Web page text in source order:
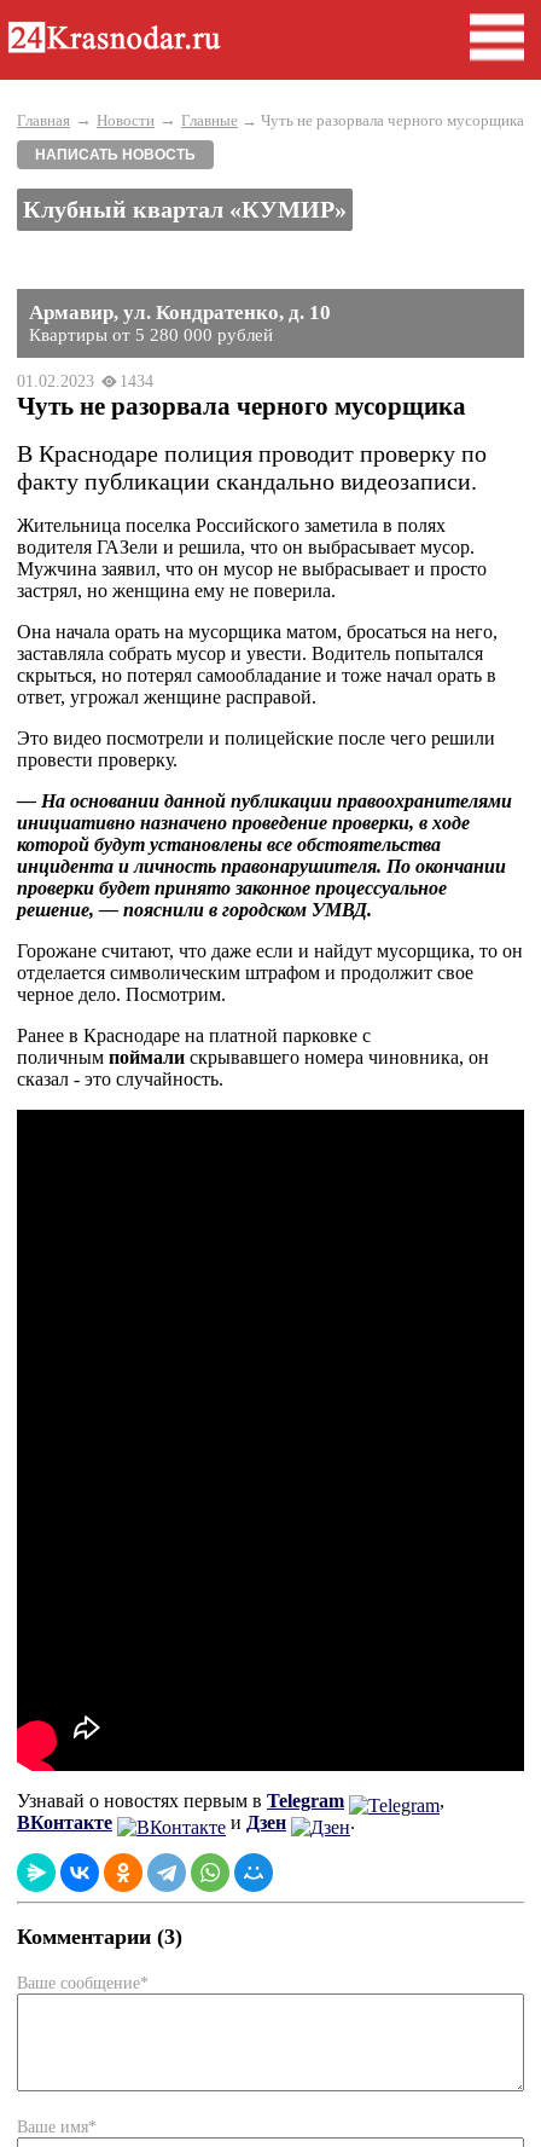
Главная → Новости → Главные → Чуть не разорвала черного мусорщика
НАПИСАТЬ НОВОСТЬ
Клубный квартал «КУМИР»
Армавир, ул. Кондратенко, д. 10
Квартиры от 5 280 000 рублей
01.02.2023 1434
Чуть не разорвала черного мусорщика
В Краснодаре полиция проводит проверку по
факту публикации скандально видеозаписи.
Жительница поселка Российского заметила в полях
водителя ГАЗели и решила, что он выбрасывает мусор.
Мужчина заявил, что он мусор не выбрасывает и просто
застрял, но женщина ему не поверила.
Она начала орать на мусорщика матом, бросаться на него,
заставляла собрать мусор и увести. Водитель попытался
скрыться, но потерял самообладание и тоже начал орать в
ответ, угрожал женщине расправой.
Это видео посмотрели и полицейские после чего решили
провести проверку.
— На основании данной публикации правоохранителями
инициативно назначено проведение проверки, в ходе
которой будут установлены все обстоятельства
инцидента и личность правонарушителя. По окончании
проверки будет принято законное процессуальное
решение, — пояснили в городском УМВД.
Горожане считают, что даже если и найдут мусорщика, то он
отделается символическим штрафом и продолжит свое
черное дело. Посмотрим.
Ранее в Краснодаре на платной парковке с
поличным поймали скрывавшего номера чиновника, он
сказал - это случайность.
Узнавай о новостях первым в Telegram
,
ВКонтакте
и Дзен .
Комментарии (3)
Ваше сообщение*
Ваше имя*